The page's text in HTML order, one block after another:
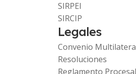
SIRPEI
SIRCIP
Legales
Convenio
Resoluciones
Reglamento Procesal